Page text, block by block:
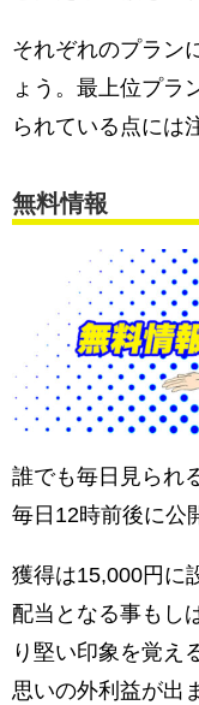
それぞれのプラン
ょう。最上位プラ
られている点には
無料情報
誰でも毎日見られ
毎日12時前後に公
獲得は15,000円に
配当となる事もし
り堅い印象を覚え
思いの外利益が出